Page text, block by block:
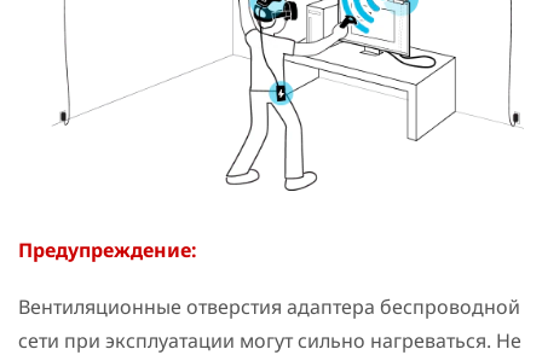
Предупреждение:
Вентиляционные отверстия адаптера беспроводной
сети при эксплуатации могут сильно нагреваться. Не